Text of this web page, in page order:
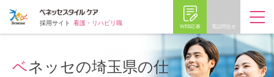
採用サイト 看護・リハビリ職 電話問合せ
WEB応募
ベネッセの埼玉県の仕